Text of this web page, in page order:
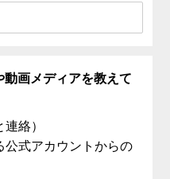
画メディアを教えて
絡）
公式アカウントからの